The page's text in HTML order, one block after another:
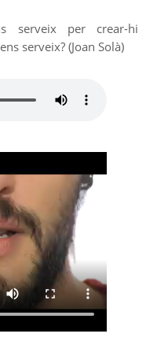
serveix per crear-hi
serveix? (Joan Solà)